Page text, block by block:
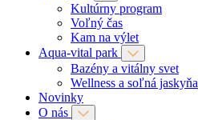
Kultúrny program
Voľný čas
Kam na výlet
Aqua-vital park
Bazény a vitálny svet
Wellness a soľná jaskyňa
Novinky
O nás